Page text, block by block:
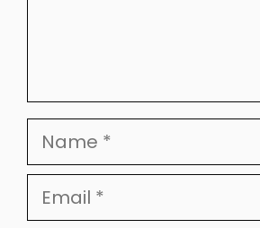
Name
Email